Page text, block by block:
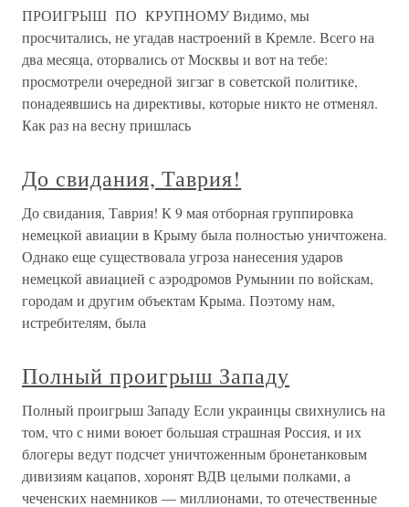
ПРОИГРЫШ ПО КРУПНОМУ Видимо, мы
просчитались, не угадав настроений в Кремле. Всего на
два месяца, оторвались от Москвы и вот на тебе:
просмотрели очередной зигзаг в советской политике,
понадеявшись на директивы, которые никто не отменял.
Как раз на весну пришлась
До свидания, Таврия!
До свидания, Таврия! К 9 мая отборная группировка
немецкой авиации в Крыму была полностью уничтожена.
Однако еще существовала угроза нанесения ударов
немецкой авиацией с аэродромов Румынии по войскам,
городам и другим объектам Крыма. Поэтому нам,
истребителям, была
Полный проигрыш Западу
Полный проигрыш Западу Если украинцы свихнулись на
том, что с ними воюет большая страшная Россия, и их
блогеры ведут подсчет уничтоженным бронетанковым
дивизиям кацапов, хоронят ВДВ целыми полками, а
чеченских наемников — миллионами, то отечественные